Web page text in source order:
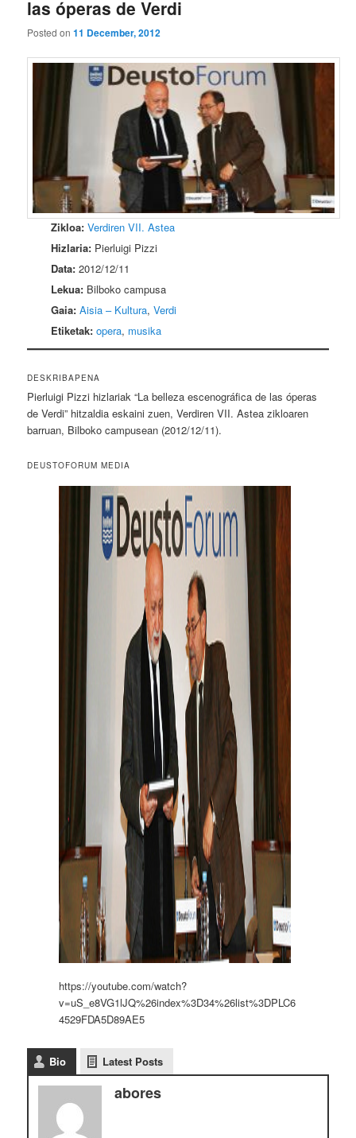
las óperas de Verdi
Posted on11 December, 2012
Zikloa: Verdiren VII. Astea
Hizlaria: Pierluigi Pizzi
Data: 2012/12/11
Lekua: Bilboko campusa
Gaia: Aisia – Kultura,Verdi
Etiketak: opera, musika
DESKRIBAPENA
Pierluigi Pizzi hizlariak “La belleza escenográfica de las óperas
de Verdi” hitzaldia eskaini zuen, Verdiren VII. Astea zikloaren
barruan, Bilboko campusean (2012/12/11).
DEUSTOFORUM MEDIA
https://youtube.com/watch?
v=uS_e8VG1lJQ%26index%3D34%26list%3DPLC6
4529FDA5D89AE5
Bio Latest Posts
abores